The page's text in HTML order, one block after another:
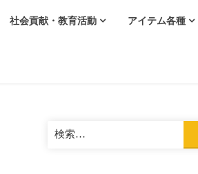
社会貢献・教育活動 アイテム各種
検
索: